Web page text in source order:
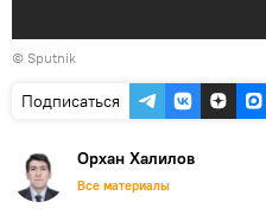
© Sputnik
Подписаться
Орхан Халилов
Все материалы